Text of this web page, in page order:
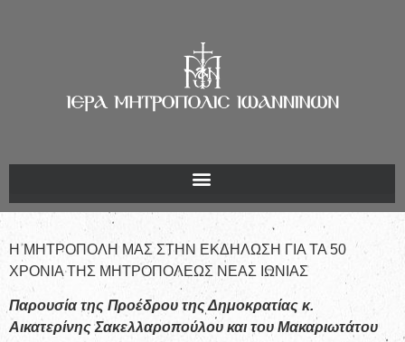
Η ΜΗΤΡΟΠΟΛΗ ΜΑΣ ΣΤΗΝ ΕΚΔΗΛΩΣΗ ΓΙΑ ΤΑ 50
ΧΡΟΝΙΑ ΤΗΣ ΜΗΤΡΟΠΟΛΕΩΣ ΝΕΑΣ ΙΩΝΙΑΣ
Παρουσία της Προέδρου της Δημοκρατίας κ.
Αικατερίνης Σακελλαροπούλου και του Μακαριωτάτου